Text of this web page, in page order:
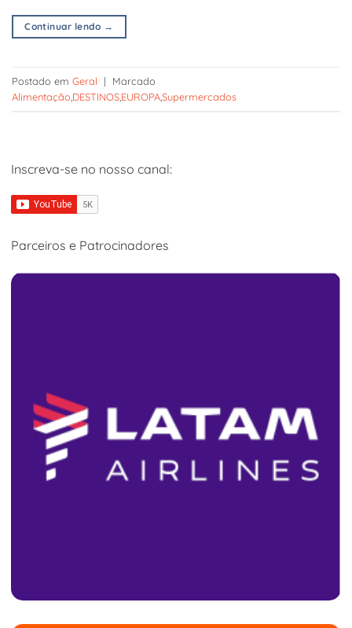
Continuar lendo →
Postado em Geral |
Marcado
Alimentação DESTINOSEUROPASupermercados
Inscreva-se no nosso canal:
Parceiros e Patrocinadores